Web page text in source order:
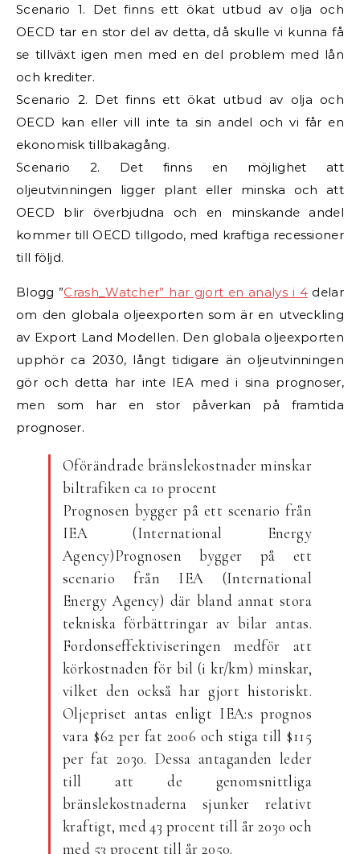
Scenario 1. Det finns ett ökat utbud av olja och
OECD tar en stor del av detta, då skulle vi kunna få
se tillväxt igen men med en del problem med lån
och krediter.
Scenario 2. Det finns ett ökat utbud av olja och
OECD kan eller vill inte ta sin andel och vi får en
ekonomisk tillbakagång.
Scenario 2. Det finns en möjlighet att
oljeutvinningen ligger plant eller minska och att
OECD blir överbjudna och en minskande andel
kommer till OECD tillgodo, med kraftiga recessioner
till följd.
Blogg ”Crash_Watcher” har gjort en analys i 4delar
om den globala oljeexporten som är en utveckling
av Export Land Modellen. Den globala oljeexporten
upphör ca 2030, långt tidigare än oljeutvinningen
gör och detta har inte IEA med i sina prognoser,
men som har en stor påverkan på framtida
prognoser.
Oförändrade bränslekostnader minskar
biltrafiken ca 10 procent
Prognosen bygger på ett scenario från
IEA (International Energy
Agency)Prognosen bygger på ett
scenario från IEA (International
Energy Agency) där bland annat stora
tekniska förbättringar av bilar antas.
Fordonseffektiviseringen medför att
körkostnaden för bil (i kr/km) minskar,
vilket den också har gjort historiskt.
Oljepriset antas enligt IEA:s prognos
vara $62 per fat 2006 och stiga till $115
per fat 2030. Dessa antaganden leder
till att de genomsnittliga
bränslekostnaderna sjunker relativt
kraftigt, med 43 procent till år 2030 och
med 53 procent till år 2050.